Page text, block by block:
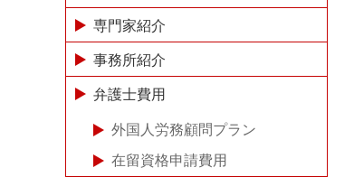
専門家紹介
事務所紹介
弁護士費用
外国人労務顧問プラン
在留資格申請費用